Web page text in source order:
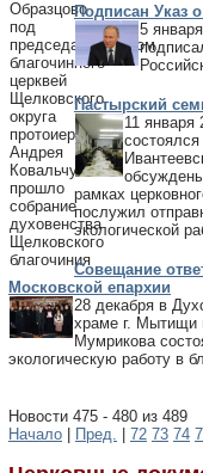
Подписан Указ
5
Пастырский
11 января
рамках
послужил
экологической
Совещание
Московской епархии
28 декабря в
храме г. Мытищи
Мумрикова
экологическую работу в
Новости 475 - 480 из 489
Начало
Пред. 72 73 74